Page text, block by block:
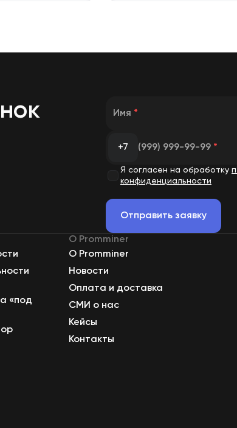
Имя *
+7 (999) 999-99-99 *
Я согласен на обработку
конфиденциальности
Отправить заявку
«под
О Promminer
О Promminer
Новости
Оплата и доставка
СМИ о нас
Кейсы
Контакты